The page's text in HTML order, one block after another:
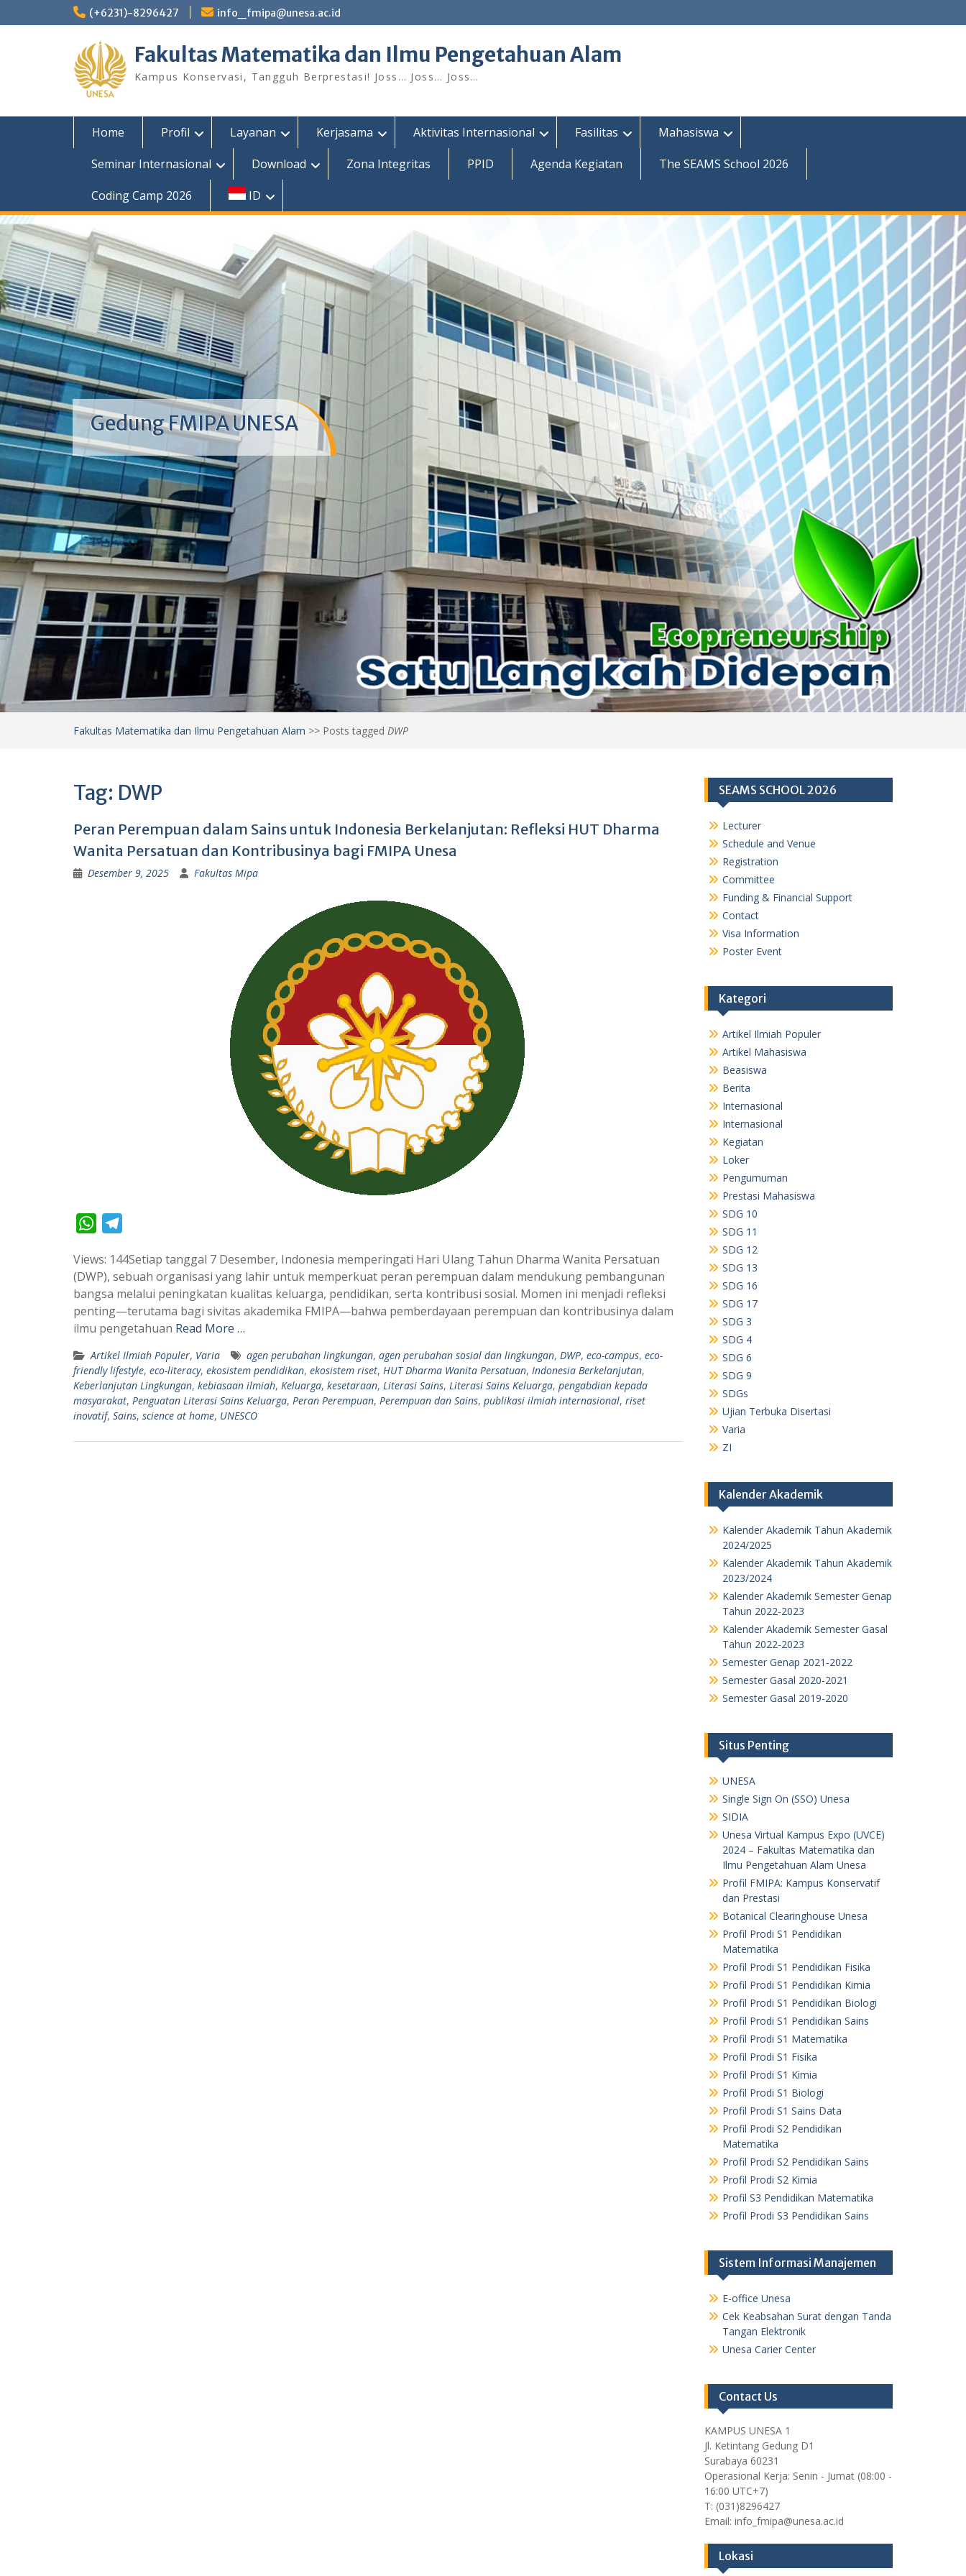
to
(+6231)-8296427 info_fmipa@unesa.ac.id
Fakultas Matematika dan Ilmu Pengetahuan Alam
Kampus Konservasi, Tangguh Berprestasi! Joss… Joss… Joss…
Home Profil Layanan Kerjasama Aktivitas Internasional Fasilitas
Mahasiswa
Seminar Internasional
Download Zona Integritas PPID Agenda Kegiatan
The SEAMS School 2026
Coding Camp 2026
ID
Gedung FMIPA UNESA
Fakultas Matematika dan Ilmu Pengetahuan Alam >> Posts tagged DWP
Tag: DWP
Peran Perempuan dalam Sains untuk Indonesia Berkelanjutan: Refleksi HUT Dharma
Wanita Persatuan dan Kontribusinya bagi FMIPA Unesa
Desember 9, 2025 Fakultas Mipa
W
a
t
s
A
p
l
e
g
r
m
Views: 144Setiap tanggal 7 Desember, Indonesia memperingati Hari Ulang Tahun Dharma Wanita Persatuan
(DWP), sebuah organisasi yang lahir untuk memperkuat peran perempuan dalam mendukung pembangunan
bangsa melalui peningkatan kualitas keluarga, pendidikan, serta kontribusi sosial. Momen ini menjadi refleksi
penting—terutama bagi sivitas akademika FMIPA—bahwa pemberdayaan perempuan dan kontribusinya dalam
ilmu pengetahuan Read More …
Artikel Ilmiah Populer, Varia agen perubahan lingkungan, agen perubahan sosial dan lingkungan, DWP, eco-campus, eco-
friendly lifestyle, eco-literacy, ekosistem pendidikan, ekosistem riset, HUT Dharma Wanita Persatuan, Indonesia Berkelanjutan,
Keberlanjutan Lingkungan, kebiasaan ilmiah, Keluarga, kesetaraan, Literasi Sains, Literasi Sains Keluarga, pengabdian kepada
masyarakat, Penguatan Literasi Sains Keluarga, Peran Perempuan, Perempuan dan Sains, publikasi ilmiah internasional, riset
inovatif, Sains, science at home, UNESCO
SEAMS SCHOOL 2026
Lecturer
Schedule and Venue
Registration
Committee
Funding & Financial Support
Contact
Visa Information
Poster Event
Kategori
Artikel Ilmiah Populer
Artikel Mahasiswa
Beasiswa
Berita
Internasional
Internasional
Kegiatan
Loker
Pengumuman
Prestasi Mahasiswa
SDG 10
SDG 11
SDG 12
SDG 13
SDG 16
SDG 17
SDG 3
SDG 4
SDG 6
SDG 9
SDGs
Ujian Terbuka Disertasi
Varia
ZI
Kalender Akademik
Kalender Akademik Tahun Akademik
2024/2025
Kalender Akademik Tahun Akademik
2023/2024
Kalender Akademik Semester Genap
Tahun 2022-2023
Kalender Akademik Semester Gasal
Tahun 2022-2023
Semester Genap 2021-2022
Semester Gasal 2020-2021
Semester Gasal 2019-2020
Situs Penting
UNESA
Single Sign On (SSO) Unesa
SIDIA
Unesa Virtual Kampus Expo (UVCE)
2024 – Fakultas Matematika dan
Ilmu Pengetahuan Alam Unesa
Profil FMIPA: Kampus Konservatif
dan Prestasi
Botanical Clearinghouse Unesa
Profil Prodi S1 Pendidikan
Matematika
Profil Prodi S1 Pendidikan Fisika
Profil Prodi S1 Pendidikan Kimia
Profil Prodi S1 Pendidikan Biologi
Profil Prodi S1 Pendidikan Sains
Profil Prodi S1 Matematika
Profil Prodi S1 Fisika
Profil Prodi S1 Kimia
Profil Prodi S1 Biologi
Profil Prodi S1 Sains Data
Profil Prodi S2 Pendidikan
Matematika
Profil Prodi S2 Pendidikan Sains
Profil Prodi S2 Kimia
Profil S3 Pendidikan Matematika
Profil Prodi S3 Pendidikan Sains
Sistem Informasi Manajemen
E-office Unesa
Cek Keabsahan Surat dengan Tanda
Tangan Elektronik
Unesa Carier Center
Contact Us
KAMPUS UNESA 1
Jl. Ketintang Gedung D1
Surabaya 60231
Operasional Kerja: Senin - Jumat (08:00 -
16:00 UTC+7)
T: (031)8296427
Email: info_fmipa@unesa.ac.id
Lokasi